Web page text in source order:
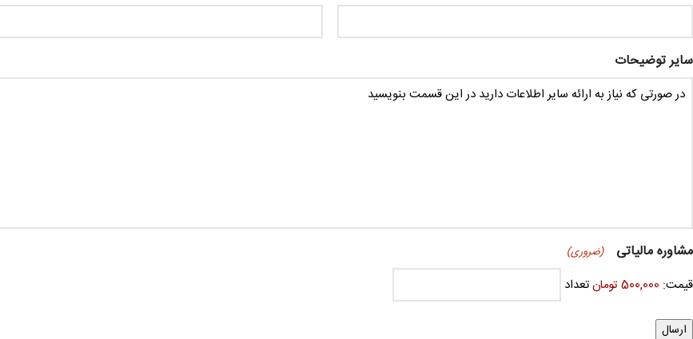
سایر توضیحات
مشاوره مالیاتی (ضروری)
قیمت: 500,000 تومان تعداد